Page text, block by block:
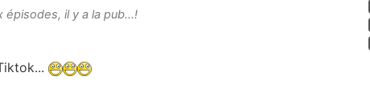
il y a la pub...!